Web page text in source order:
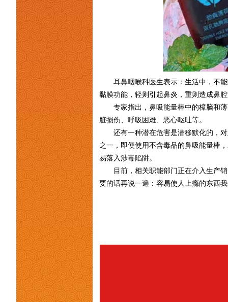
耳鼻咽喉科医生表示：生活中，不
黏膜功能，轻则引起鼻炎，重则造成鼻
专家指出，鼻吸能量棒中的樟脑和
脏损伤、呼吸困难、恶心呕吐等。
还有一种潜在危害是潜移默化的，
之一，即便使用不含毒品的鼻吸能量棒
易落入涉毒陷阱。
目前，相关职能部门正在介入生产
要的话再说一遍：容易使人上瘾的东西